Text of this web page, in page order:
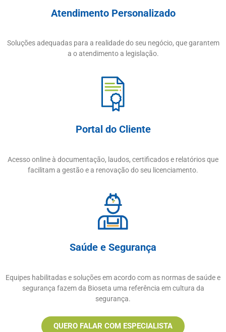
Atendimento Personalizado
Soluções adequadas para a realidade do seu negócio, que garantem
a o atendimento a legislação.
Portal do Cliente
Acesso online à documentação, laudos, certificados e relatórios que
facilitam a gestão e a renovação do seu licenciamento.
Saúde e Segurança
Equipes habilitadas e soluções em acordo com as normas de saúde e
segurança fazem da Bioseta uma referência em cultura da
segurança.
QUERO FALAR COM ESPECIALISTA